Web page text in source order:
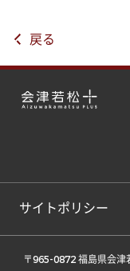
戻る
サイトポリシー
〒965-0872 福島県会